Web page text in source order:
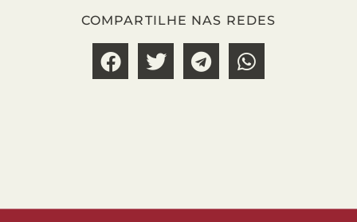
COMPARTILHE NAS REDES